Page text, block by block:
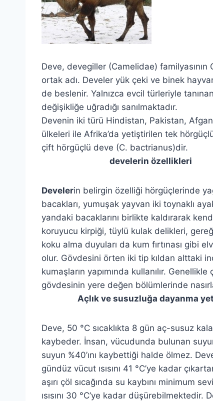
Deve, devegiller (Camelidae)
ortak adı. Develer yük çeki ve binek
de beslenir. Yalnızca evcil türleriyle
değişikliğe uğradığı sanılmaktadır.
Devenin iki türü Hindistan, Pakistan,
ülkeleri ile Afrika’da yetiştirilen tek
çift hörgüçlü deve (C. bactrianus)dir.
develerin özellikleri
Develerin belirgin özelliği hörgüçlerinde
bacakları, yumuşak yayvan iki toynaklı
yandaki bacaklarını birlikte kaldırarak
koruyucu kirpiği, tüylü kulak delikleri,
koku alma duyuları da kum fırtınası gibi
olur. Gövdesini örten iki tip kıldan alttaki
kumaşların yapımında kullanılır.
gövdesinin yere değen bölümlerinde
Açlık ve susuzluğa dayanma
Deve, 50 °C sıcaklıkta 8 gün aç-susuz
kaybeder. İnsan, vücudunda bulunan
suyun %40’ını kaybettiği halde ölmez.
gündüz vücut ısısını 41 °C’ye kadar
aşırı çöl sıcağında su kaybını minimum
ısısını 30 °C’ye kadar